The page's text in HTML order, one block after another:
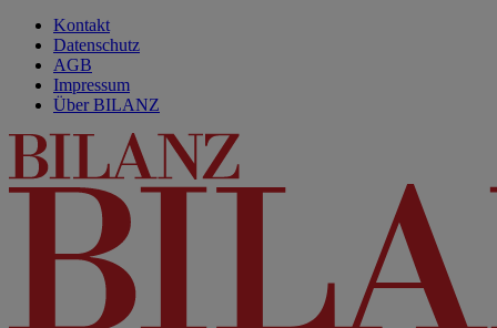
Kontakt
Datenschutz
AGB
Impressum
Über BILANZ